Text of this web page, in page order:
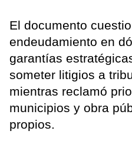
El documento
endeudamiento en
garantías
someter litigios a
mientras reclamó
municipios y obra
propios.